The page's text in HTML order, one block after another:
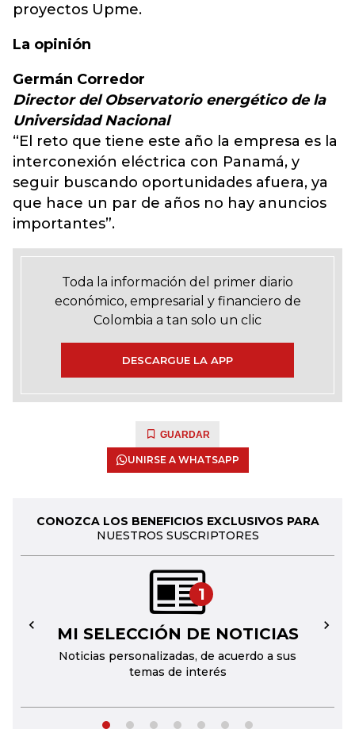
proyectos Upme.
La opinión
Germán Corredor
Director del Observatorio energético de la
Universidad Nacional
“El reto que tiene este año la empresa es la
interconexión eléctrica con Panamá, y
seguir buscando oportunidades afuera, ya
que hace un par de años no hay anuncios
importantes”.
Toda la información del primer diario
económico, empresarial y financiero de
Colombia a tan solo un clic
DESCARGUE LA APP
GUARDAR
UNIRSE A WHATSAPP
CONOZCA LOS BENEFICIOS EXCLUSIVOS PARA
NUESTROS SUSCRIPTORES
1
MI SELECCIÓN DE NOTICIAS
Noticias personalizadas, de acuerdo a sus
temas de interés
← →